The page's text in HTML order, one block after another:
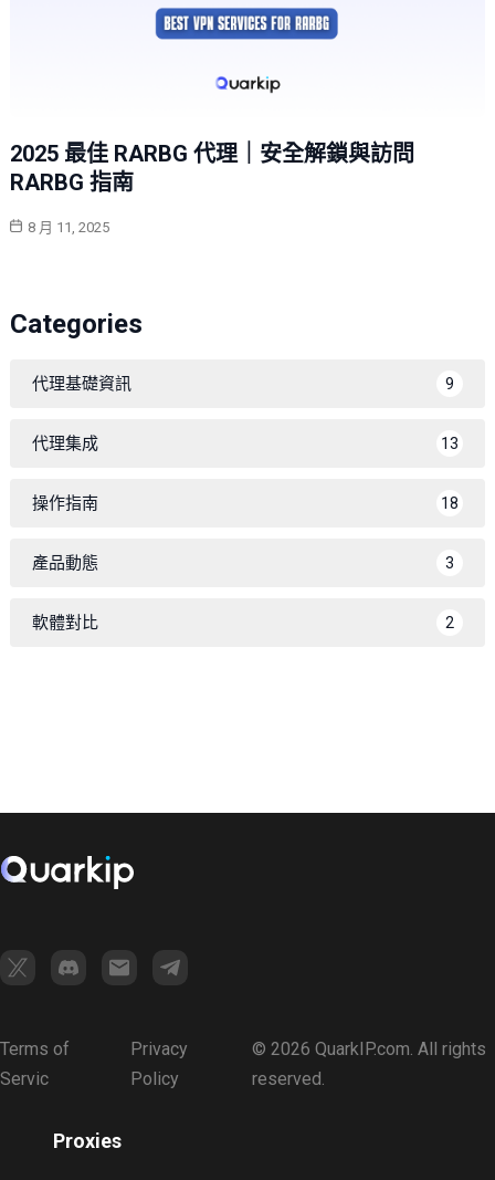
2025 最佳 RARBG 代理｜安全解鎖與訪問
RARBG 指南
8 月 11, 2025
Categories
代理基礎資訊 9
代理集成 13
操作指南 18
產品動態 3
軟體對比 2
Terms of
Servic
Privacy
Policy
© 2026 QuarkIP.com. All rights
reserved.
Proxies